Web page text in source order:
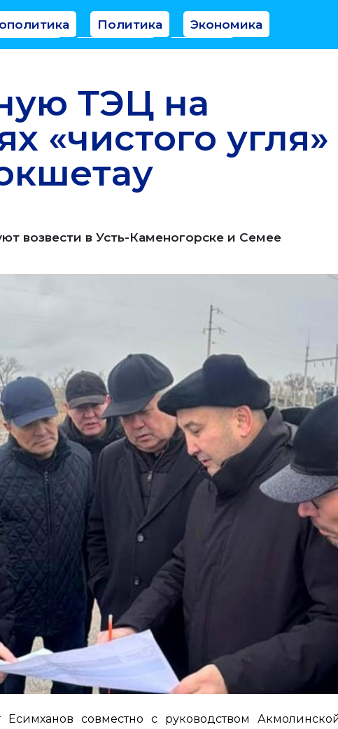
Политика
Экономика
Интервью Мнение
ТЭЦ на
«чистого угля»
возвести в Усть-Каменогорске и Семеe
совместно с руководством